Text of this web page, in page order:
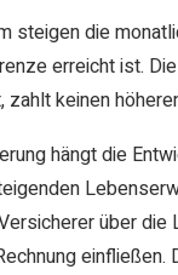
steigen die
erreicht ist.
zahlt keinen
hängt die
über